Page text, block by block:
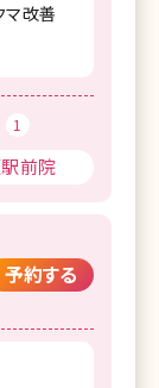
マ改善
1
前院
予約する